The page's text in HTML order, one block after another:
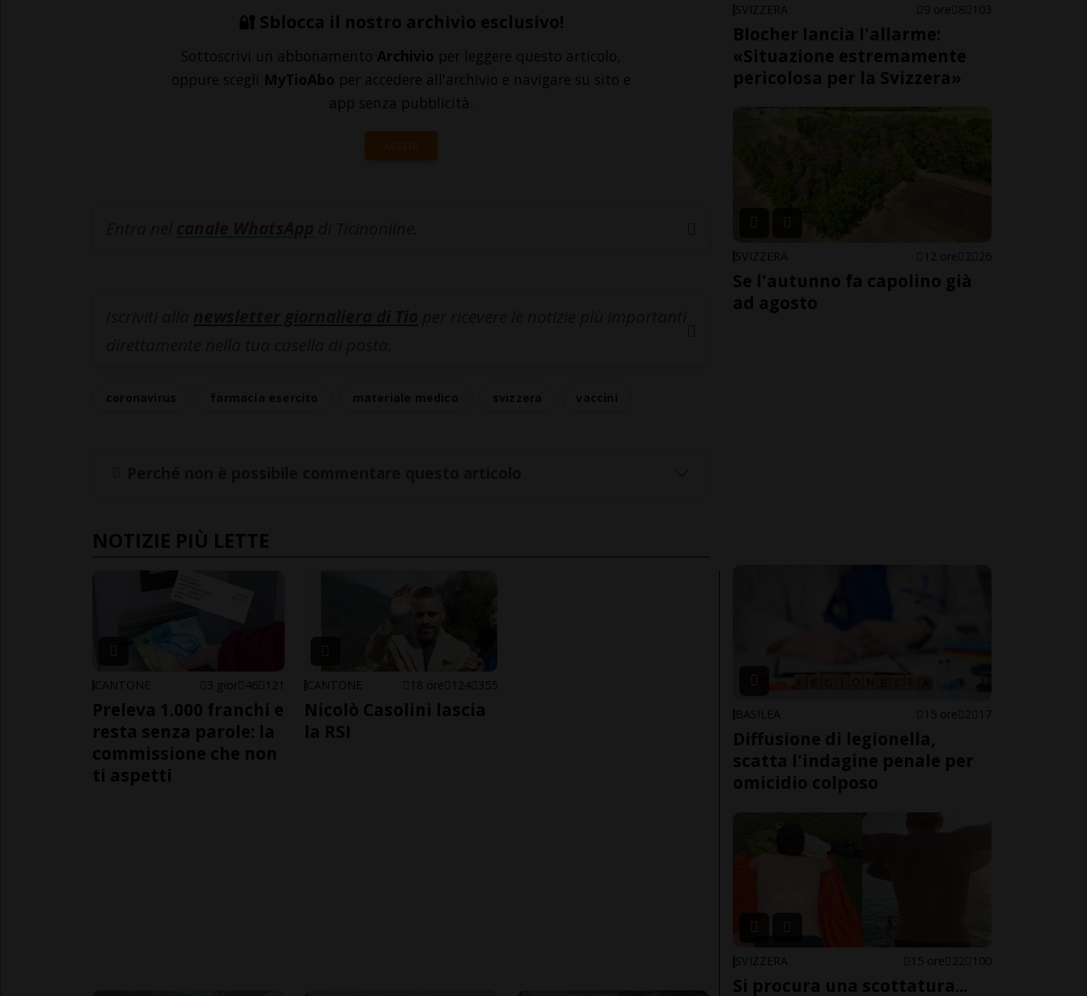
🔐 Sblocca il nostro archivio esclusivo!
Sottoscrivi un abbonamento Archivio per leggere questo articolo,
oppure scegli MyTioAbo per accedere all'archivio e navigare su sito e
app senza pubblicità.
ACCEDI
NOTIZIE PIÙ LETTE
CANTONE 3 gior 46 121
Preleva 1.000 franchi e
resta senza parole: la
commissione che non
ti aspetti
CANTONE 18 ore 124 355
Nicolò Casolini lascia
la RSI
SVIZZERA 9 ore 8 103
Blocher lancia l'allarme:
«Situazione estremamente
pericolosa per la Svizzera»
SVIZZERA 12 ore 2 26
Se l'autunno fa capolino già
ad agosto
BASILEA 15 ore 2 17
Diffusione di legionella,
scatta l'indagine penale per
omicidio colposo
SVIZZERA 15 ore 22 100
Si procura una scottatura...